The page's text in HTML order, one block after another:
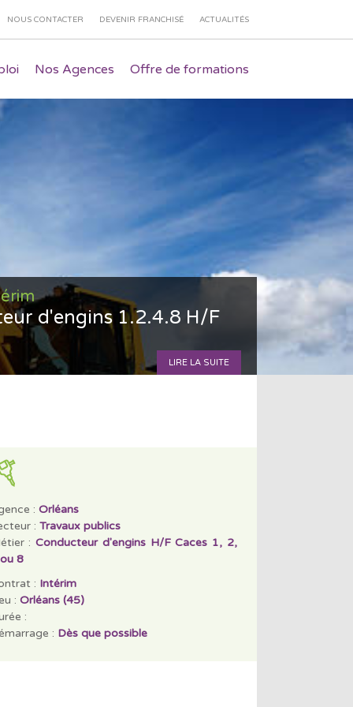
NOUS CONTACTER DEVENIR FRANCHISÉ ACTUALITÉS
Nos Agences Offre de formations
d'engins 1.2.4.8 H/F
LIRE LA SUITE
: Orléans
: Travaux publics
:Conducteur d'engins H/F Caces 1, 2,
8
: Intérim
: Orléans (45)
:
: Dès que possible